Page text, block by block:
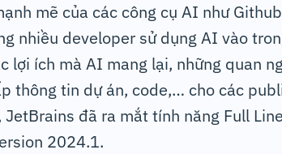
mẽ của các công cụ AI như
nhiều developer sử dụng AI vào
lợi ích mà AI mang lại, những quan
thông tin dự án, code,… cho các
JetBrains đã ra mắt tính năng Full
2024.1.